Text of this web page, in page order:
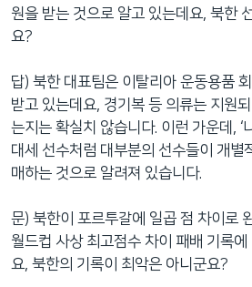
원을 받는 것으로 알고 있는데요, 북한
요?
답) 북한 대표팀은 이탈리아 운동용품
받고 있는데요, 경기복 등 의류는 지원
는지는 확실치 않습니다. 이런 가운데, ‘
대세 선수처럼 대부분의 선수들이 개별
매하는 것으로 알려져 있습니다.
문) 북한이 포르투갈에 일곱 점 차이로
월드컵 사상 최고점수 차이 패배 기록에
요, 북한의 기록이 최악은 아니군요?